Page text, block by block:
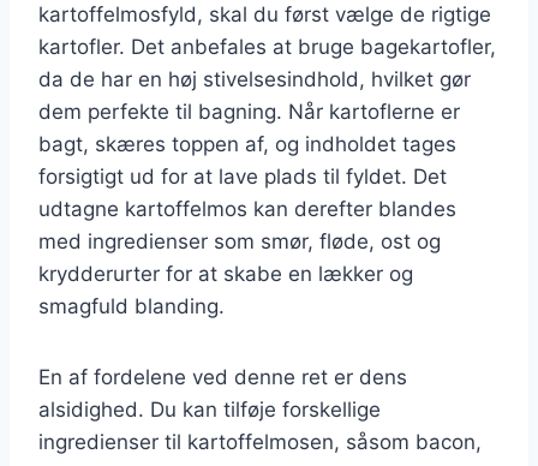
kartoffelmosfyld, skal du først vælge de rigtige
kartofler. Det anbefales at bruge bagekartofler,
da de har en høj stivelsesindhold, hvilket gør
dem perfekte til bagning. Når kartoflerne er
bagt, skæres toppen af, og indholdet tages
forsigtigt ud for at lave plads til fyldet. Det
udtagne kartoffelmos kan derefter blandes
med ingredienser som smør, fløde, ost og
krydderurter for at skabe en lækker og
smagfuld blanding.
En af fordelene ved denne ret er dens
alsidighed. Du kan tilføje forskellige
ingredienser til kartoffelmosen, såsom bacon,